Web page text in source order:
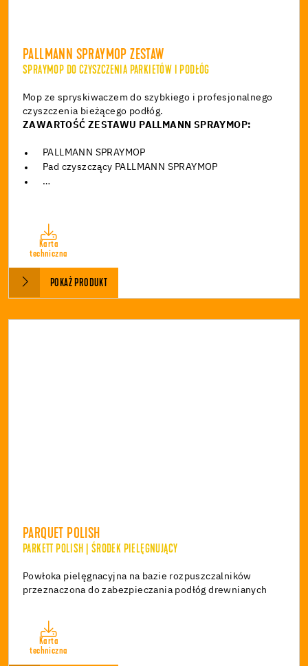
PALLMANN SPRAYMOP ZESTAW
SPRAYMOP DO CZYSZCZENIA PARKIETÓW I PODŁÓG
Mop ze spryskiwaczem do szybkiego i profesjonalnego
czyszczenia bieżącego podłóg.
ZAWARTOŚĆ ZESTAWU PALLMANN SPRAYMOP:
PALLMANN SPRAYMOP
Pad czyszczący PALLMANN SPRAYMOP
…
Karta
techniczna
POKAŻ PRODUKT
PARQUET POLISH
PARKETT POLISH | ŚRODEK PIELĘGNUJĄCY
Powłoka pielęgnacyjna na bazie rozpuszczalników
przeznaczona do zabezpieczania podłóg drewnianych
Karta
techniczna